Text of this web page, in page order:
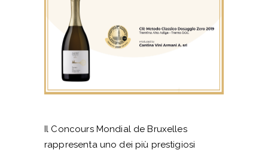
Il Concours Mondial de Bruxelles
rappresenta uno dei più prestigiosi